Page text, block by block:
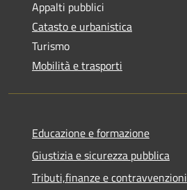
Appalti pubblici
Catasto e urbanistica
Turismo
Mobilità e trasporti
Educazione e formazione
Giustizia e sicurezza pubblica
Tributi,finanze e contravvenzioni